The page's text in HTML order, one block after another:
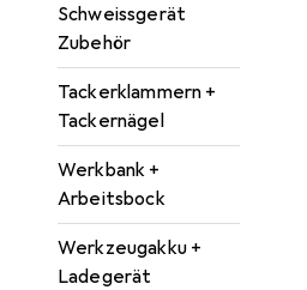
Schweissgerät
Zubehör
Tackerklammern +
Tackernägel
Werkbank +
Arbeitsbock
Werkzeugakku +
Ladegerät